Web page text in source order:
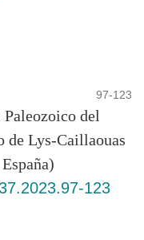
97-123
del
de Lys-Caillaouas
123